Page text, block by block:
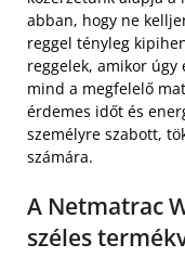
abban, hogy ne
reggel tényleg
reggelek, amikor úgy
mind a megfelelő
érdemes időt és
személyre szabott,
számára.
A Netmatrac
széles